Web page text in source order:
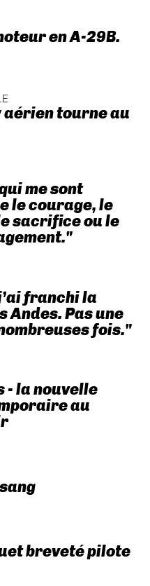
en A-29B.
aérien tourne au
me sont
le courage, le
sacrifice ou le
franchi la
Andes. Pas une
fois."
- la nouvelle
au
breveté pilote